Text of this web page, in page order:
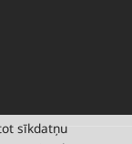
sīkdatņu